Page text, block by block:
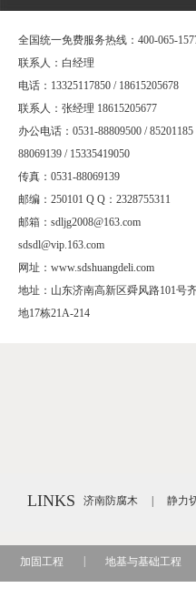
全国统一免费服务热线：400-065-
联系人：白经理
电话：13325117850 / 18615205678
联系人：张经理 18615205677
办公电话：0531-88809500 / 85201185
88069139 / 15335419050
传真：0531-88069139
邮编：250101 Q Q：2328755311
邮箱：sdljg2008@163.com
sdsdl@vip.163.com
网址：www.sdshuangdeli.com
地址：山东济南高新区舜风路101号
地17栋21A-214
LINKS 济南防腐木 静力
加固工程 地基与基础工程